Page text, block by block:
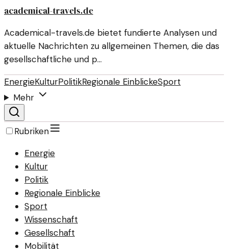
academical-travels.de
Academical-travels.de bietet fundierte Analysen und
aktuelle Nachrichten zu allgemeinen Themen, die das
gesellschaftliche und p…
EnergieKulturPolitikRegionale EinblickeSport
Mehr
Rubriken
Energie
Kultur
Politik
Regionale Einblicke
Sport
Wissenschaft
Gesellschaft
Mobilität